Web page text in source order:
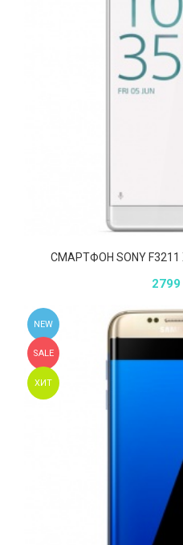
СМАРТФОН SONY F3211
2799
NEW
SALE
ХИТ